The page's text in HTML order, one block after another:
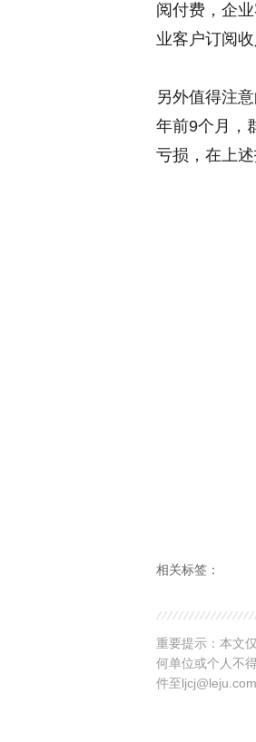
阅付费，企
业客户订阅
另外值得注
年前9个月，
亏损，在上
相关标签：
重要提示：本文
何单位或个人不
件至